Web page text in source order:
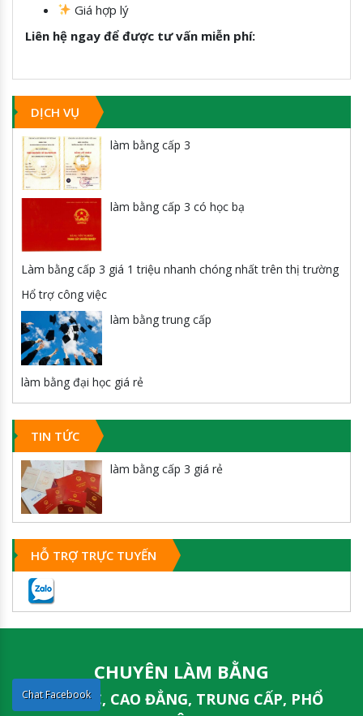
Giá hợp lý
Liên hệ ngay để được tư vấn miễn phí:
DỊCH VỤ
làm bằng cấp 3
làm bằng cấp 3 có học bạ
Làm bằng cấp 3 giá 1 triệu nhanh chóng nhất trên thị trường
Hổ trợ công việc
làm bằng trung cấp
làm bằng đại học giá rẻ
TIN TỨC
làm bằng cấp 3 giá rẻ
HỖ TRỢ TRỰC TUYẾN
CHUYÊN LÀM BẰNG
ĐẠI HỌC, CAO ĐẲNG, TRUNG CẤP, PHỔ
Chat Facebook